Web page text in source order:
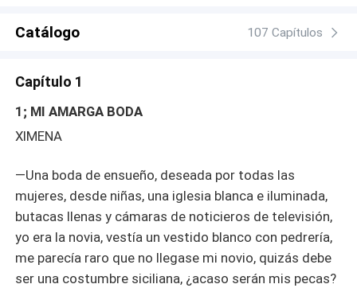
odiándose, pero con ganas de estar juntos, solo un
este y otros secretos
Catálogo 107 Capítulos
Capítulo 1
1; MI AMARGA BODA
XIMENA
—Una boda de ensueño, deseada por todas las
mujeres, desde niñas, una iglesia blanca e iluminada,
butacas llenas y cámaras de noticieros de televisión,
yo era la novia, vestía un vestido blanco con pedrería,
me parecía raro que no llegase mi novio, quizás debe
ser una costumbre siciliana, ¿acaso serán mis pecas?